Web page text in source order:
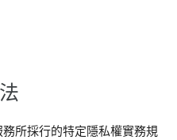
所採行的特定隱私權實務規